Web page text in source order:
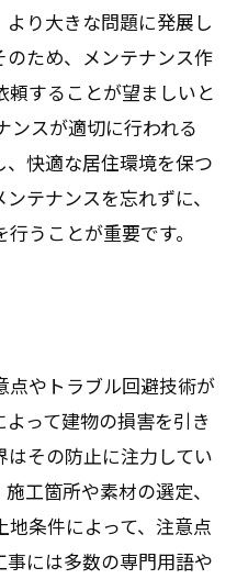
り大きな問題に発展し
ため、メンテナンス作
することが望ましいと
ンスが適切に行われる
、快適な居住環境を保つ
テナンスを忘れずに、
うことが重要です。
点やトラブル回避技術が
って建物の損害を引き
その防止に注力してい
工箇所や素材の選定、
条件によって、注意点
には多数の専門用語や